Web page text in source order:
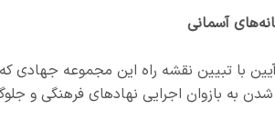
به بازوان اجرایی نهادهای فرهنگی و